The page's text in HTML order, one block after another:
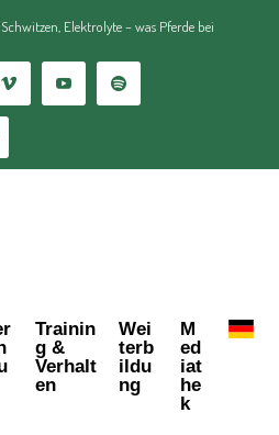
Elektrolyte – was Pferde bei
Trainin
g &
Verhalt
en
Wei
terb
ildu
ng
M
ed
iat
he
k